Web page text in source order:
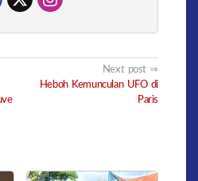
Next post
Heboh Kemunculan UFO di
Paris